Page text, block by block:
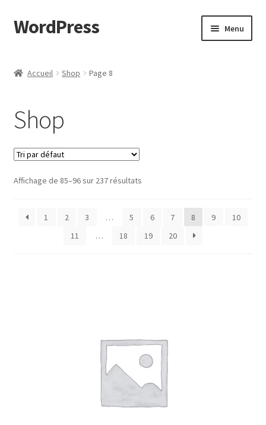
Aller
à
navigation
Aller
au
WordPress Menu
Checkout
My account
Page d’exemple
Shop
Accueil Shop Page 8
Shop
Affichage de 85–96 sur 237 résultats
1 2 3 … 5 6 7 8 9
10
11
… 18 19 20